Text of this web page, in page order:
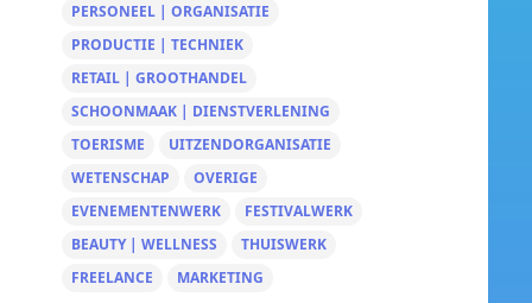
PERSONEEL | ORGANISATIE
PRODUCTIE | TECHNIEK
RETAIL | GROOTHANDEL
SCHOONMAAK | DIENSTVERLENING
TOERISME
UITZENDORGANISATIE
WETENSCHAP
OVERIGE
EVENEMENTENWERK
FESTIVALWERK
BEAUTY | WELLNESS
THUISWERK
FREELANCE
MARKETING